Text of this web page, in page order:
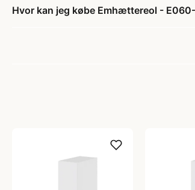
Hvor kan jeg købe Emhættereol -